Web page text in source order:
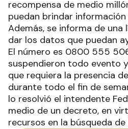
recompensa de medio
puedan brindar
Además, se informa de una
dar los datos que puedan
El número es 0800 555
suspendieron todo evento
que requiera la presencia
durante todo el fin de
lo resolvió el intendente
medio de un decreto, en
recursos en la búsqueda de